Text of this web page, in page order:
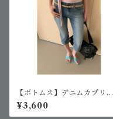
【ボトムス】デニムカプリパ
ンツ
¥3,600